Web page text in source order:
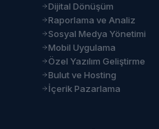
Dijital Dönüşüm
Raporlama ve Analiz
Sosyal Medya Yönetimi
Mobil Uygulama
Özel Yazılım Geliştirme
Bulut ve Hosting
İçerik Pazarlama